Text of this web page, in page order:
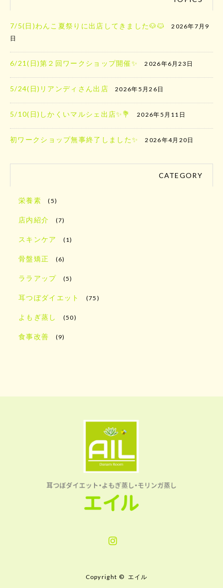
7/5(日)わんこ夏祭りに出店してきました🐶🐱
2026年7月9
日
6/21(日)第２回ワークショップ開催✨ 2026年6月23日
5/24(日)リアンディさん出店 2026年5月26日
5/10(日)しかくいマルシェ出店✨️💐 2026年5月11日
初ワークショップ無事終了しました✨ 2026年4月20日
CATEGORY
栄養素 (5)
店内紹介 (7)
スキンケア (1)
骨盤矯正 (6)
ララアップ (5)
耳つぼダイエット (75)
よもぎ蒸し (50)
食事改善 (9)
Copyright © エイル